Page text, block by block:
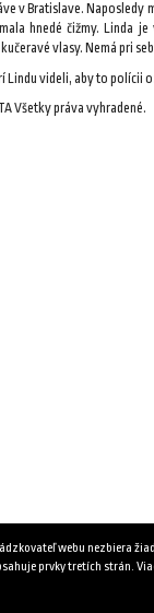
v Bratislave. Naposledy
hnedé čižmy. Linda
vlasy. Nemá pri
Lindu videli, aby to polícii
Všetky práva vyhradené.
webu nezbiera
prvky tretích strán.